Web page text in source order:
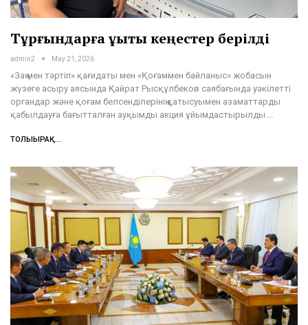
Тұрғындарға құқықтық кеңестер берілді
admin2 May 21, 2026
«Заң мен тәртіп» қағидаты мен «Қоғаммен байланыс» жобасын
жүзеге асыру аясында Қайрат Рысқұлбеков саябағында уәкілетті
органдар және қоғам белсенділерінің қатысуымен азаматтарды
қабылдауға бағытталған ауқымды акция ұйымдастырылды.…
ТОЛЫҒЫРАҚ...